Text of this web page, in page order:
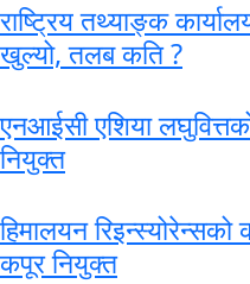
राष्ट्रिय तथ्याङ्क
खुल्यो, तलब कति ?
एनआईसी एशिया
नियुक्त
हिमालयन
कपूर नियुक्त